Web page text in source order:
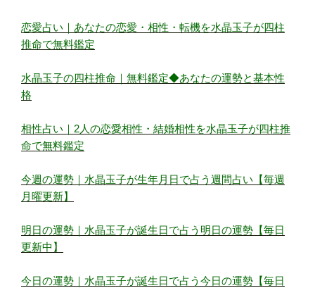
恋愛占い｜あなたの恋愛・相性・転機を水晶玉子が四柱
推命で無料鑑定
水晶玉子の四柱推命｜無料鑑定◆あなたの運勢と基本性
格
相性占い｜2人の恋愛相性・結婚相性を水晶玉子が四柱推
命で無料鑑定
今週の運勢｜水晶玉子が生年月日で占う週間占い【毎週
月曜更新】
明日の運勢｜水晶玉子が誕生日で占う明日の運勢【毎日
更新中】
今日の運勢｜水晶玉子が誕生日で占う今日の運勢【毎日